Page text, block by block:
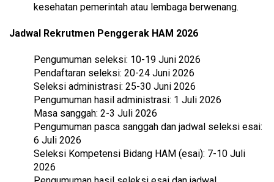
kesehatan pemerintah atau lembaga berwenang.
Jadwal Rekrutmen Penggerak HAM 2026
Pengumuman seleksi: 10-19 Juni 2026
Pendaftaran seleksi: 20-24 Juni 2026
Seleksi administrasi: 25-30 Juni 2026
Pengumuman hasil administrasi: 1 Juli 2026
Masa sanggah: 2-3 Juli 2026
Pengumuman pasca sanggah dan jadwal seleksi esai:
6 Juli 2026
Seleksi Kompetensi Bidang HAM (esai): 7-10 Juli
2026